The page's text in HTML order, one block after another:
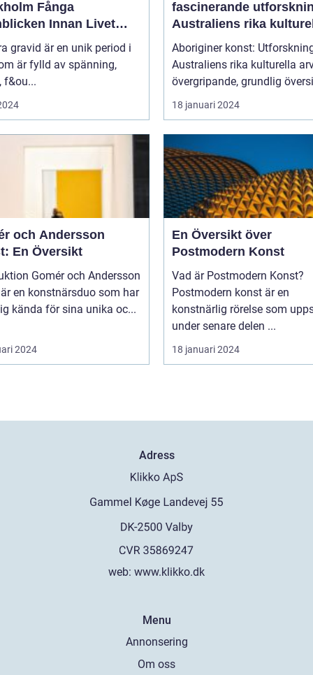
Fånga
Innan Livet
gravid är en unik period i
är fylld av spänning,
f&ou...
fascinerande
Australiens rika
arv
Aboriginer konst:
Australiens rika kulturella arv
övergripande, grundlig
18 januari 2024
och Andersson
En Översikt
och Andersson
en konstnärsduo som har
kända för sina unika oc...
2024
En Översikt över
Postmodern Konst
Vad är Postmodern Konst?
Postmodern konst är en
konstnärlig rörelse som
under senare delen ...
18 januari 2024
Adress
web: www.klikko.dk
Menu
Annonsering
Om oss